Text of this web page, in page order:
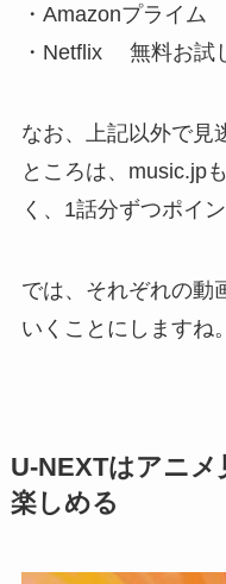
・Amazonプライム
・Netflix 無料お試
なお、上記以外で見
ところは、music.jp
く、1話分ずつポイ
では、それぞれの動
いくことにしますね。
U-NEXTはアニ
楽しめる